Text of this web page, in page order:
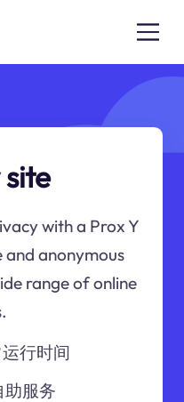
with a Prox Y
and anonymous
range of online
行时间
助服务